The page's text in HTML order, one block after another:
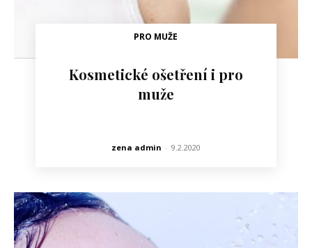
PRO MUŽE
Kosmetické ošetření i pro
muže
zena admin - 9.2.2020